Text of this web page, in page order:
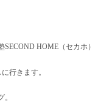
HOME（セカホ）
行きます。